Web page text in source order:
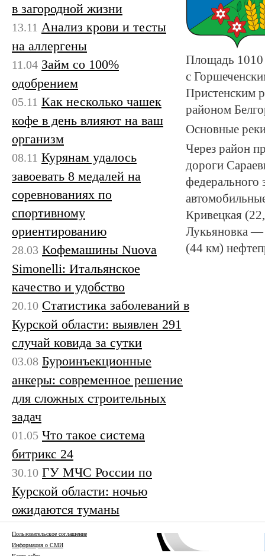
Площадь 1010
с
Пристенским
районом
Основные
Через район
дороги
Кривецкая
Лукьяновка
(44 км)
в загородной жизни
13.11 Анализ крови и тесты
на аллергены
11.04 Займ со 100%
одобрением
05.11 Как несколько чашек
кофе в день влияют на ваш
организм
08.11 Курянам удалось
завоевать 8 медалей на
соревнованиях по
спортивному
ориентированию
28.03 Кофемашины Nuova
Simonelli: Итальянское
качество и удобство
20.10 Статистика заболеваний в
Курской области: выявлен 291
случай ковида за сутки
03.08 Буроинъекционные
анкеры: современное решение
для сложных строительных
задач
01.05 Что такое система
битрикс 24
30.10 ГУ МЧС России по
Курской области: ночью
ожидаются туманы
Пользовательское соглашение
Информация о СМИ